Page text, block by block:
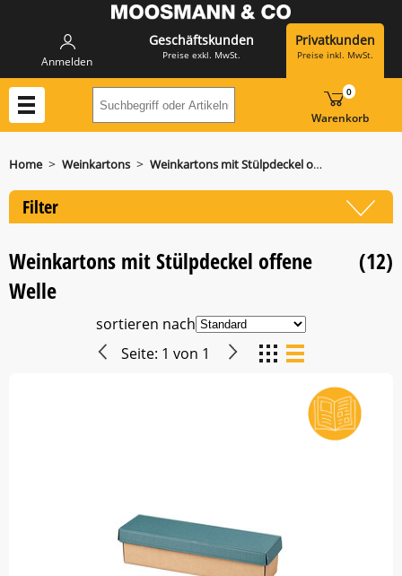
Anmelden
Geschäftskunden
Preise exkl. MwSt.
Privatkunden
Preise inkl. MwSt.
Suchbegriff oder Artikelnummer hier
Warenkorb
0
Home > Weinkartons > Weinkartons mit Stülpdeckel offene Welle
Filter
Weinkartons mit Stülpdeckel offene
Welle
(12)
sortieren nach
Seite: 1 von 1